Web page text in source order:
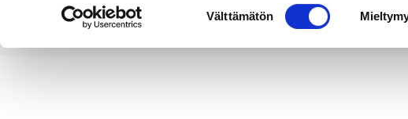
valinta
Välttämätön
Etusivu